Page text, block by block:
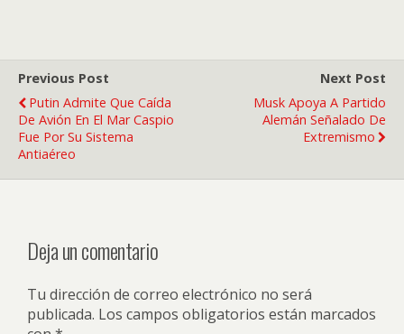
Previous Post
Putin Admite Que Caída
De Avión En El Mar Caspio
Fue Por Su Sistema
Antiaéreo
Next Post
Musk Apoya A Partido
Alemán Señalado De
Extremismo
Deja un comentario
Tu dirección de correo electrónico no será
publicada. Los campos obligatorios están marcados